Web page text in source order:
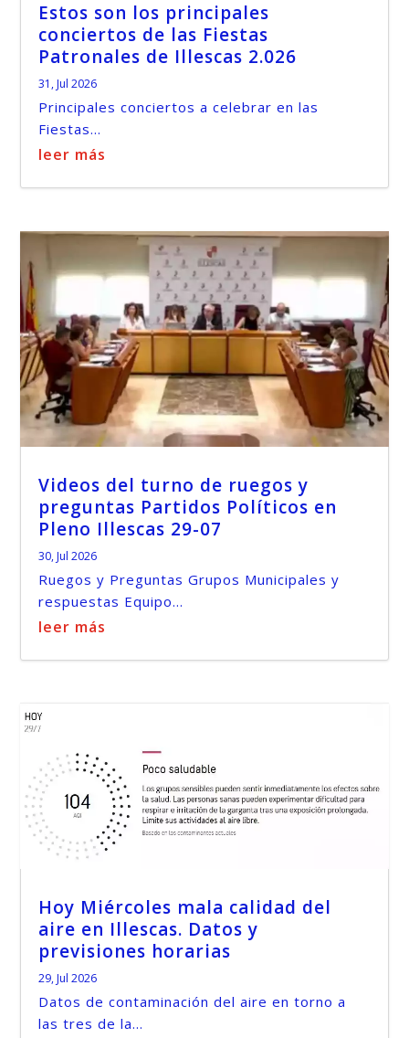
Estos son los principales
conciertos de las Fiestas
Patronales de Illescas 2.026
31, Jul 2026
Principales conciertos a celebrar en las
Fiestas...
leer más
Videos del turno de ruegos y
preguntas Partidos Políticos en
Pleno Illescas 29-07
30, Jul 2026
Ruegos y Preguntas Grupos Municipales y
respuestas Equipo...
leer más
Hoy Miércoles mala calidad del
aire en Illescas. Datos y
previsiones horarias
29, Jul 2026
Datos de contaminación del aire en torno a
las tres de la...